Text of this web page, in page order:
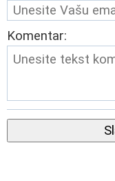
Komentar: